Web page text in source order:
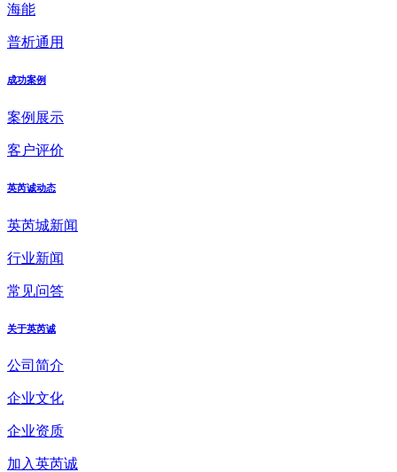
海能
普析通用
成功案例
案例展示
客户评价
英芮诚动态
英芮城新闻
行业新闻
常见问答
关于英芮诚
公司简介
企业文化
企业资质
加入英芮诚